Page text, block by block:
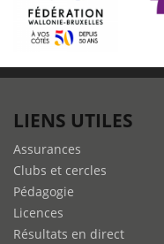
LIENS UTILES
Assurances
Clubs et cercles
Pédagogie
Licences
Résultats en direct